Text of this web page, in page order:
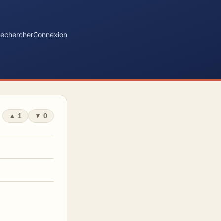
Connexion
▲ 1 ▼ 0